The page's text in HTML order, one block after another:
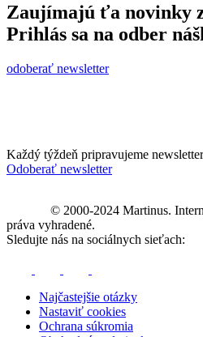
Zaujímajú ťa novinky
Prihlás sa na odber
odoberať newsletter
Každý týždeň pripravujeme
Odoberať newsletter
© 2000-2024 Martinus.
práva vyhradené.
Sledujte nás na sociálnych sieťach:
Najčastejšie otázky
Nastaviť cookies
Ochrana súkromia